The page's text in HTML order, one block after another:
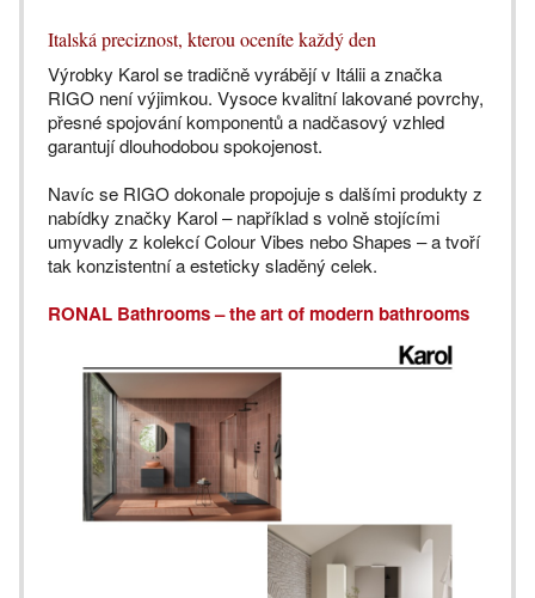
Italská preciznost, kterou oceníte každý den
Výrobky Karol se tradičně vyrábějí v Itálii a značka
RIGO není výjimkou. Vysoce kvalitní lakované povrchy,
přesné spojování komponentů a nadčasový vzhled
garantují dlouhodobou spokojenost.
Navíc se RIGO dokonale propojuje s dalšími produkty z
nabídky značky Karol – například s volně stojícími
umyvadly z kolekcí Colour Vibes nebo Shapes – a tvoří
tak konzistentní a esteticky sladěný celek.
RONAL Bathrooms – the art of modern bathrooms